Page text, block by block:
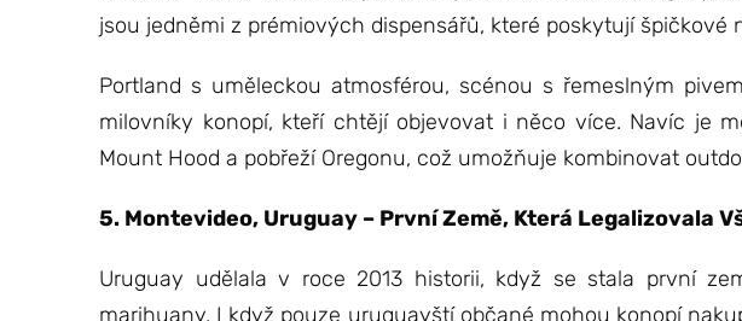
jsou jedněmi z prémiových dispensářů, které poskytují špičkové
Portland s uměleckou atmosférou, scénou s řemeslným
milovníky konopí, kteří chtějí objevovat i něco více. Navíc je
Mount Hood a pobřeží Oregonu, což umožňuje kombinovat
5. Montevideo, Uruguay – První Země, Která Legalizovala
Uruguay udělala v roce 2013 historii, když se stala první
marihuany. I když pouze uruguayští občané mohou konopí